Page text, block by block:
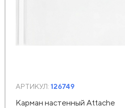
АРТИКУЛ: 126749
Карман настенный Attache